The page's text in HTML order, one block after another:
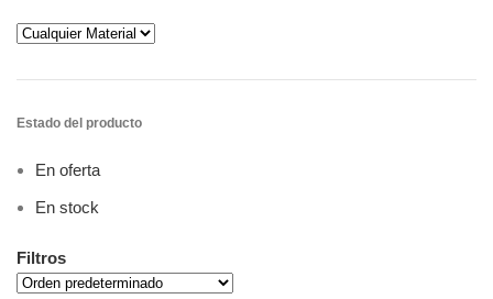
Estado del producto
En oferta
En stock
Filtros